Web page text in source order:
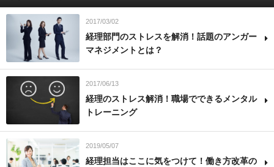
2017/03/02
経理部門のストレスを解消！話題のアンガー
マネジメントとは？
2017/06/13
経理のストレス解消！職場でできるメンタル
トレーニング
2019/05/07
経理担当はここに気をつけて！働き方改革の